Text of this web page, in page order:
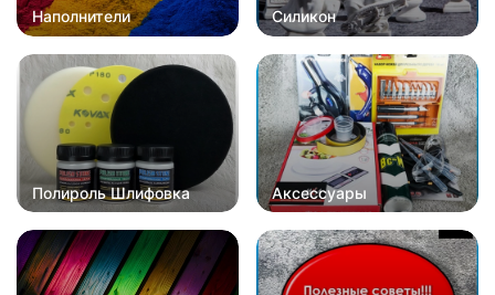
Наполнители Силикон
Полироль Шлифовка Аксессуары